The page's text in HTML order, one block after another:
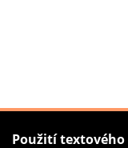
Použití